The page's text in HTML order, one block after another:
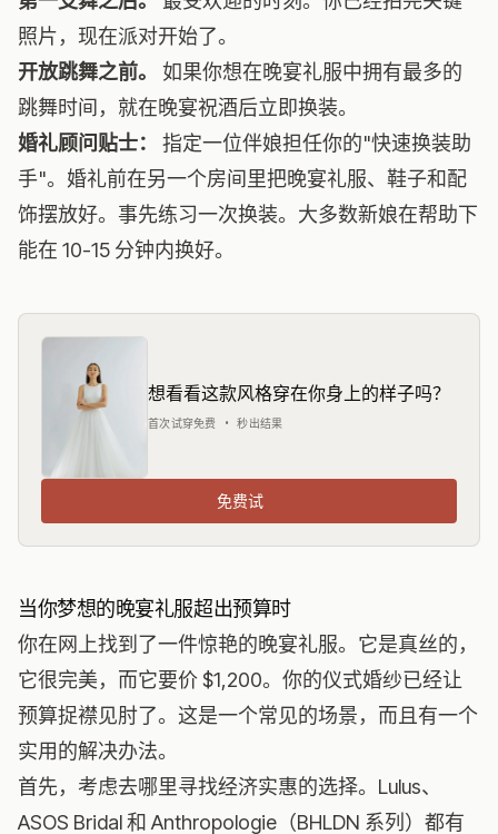
照片，现在派对开始了。
开放跳舞之前。
如果你想在晚宴礼服中拥有最多的
跳舞时间，就在晚宴祝酒后立即换装。
婚礼顾问贴士：
指定一位伴娘担任你的"快速换装助
手"。婚礼前在另一个房间里把晚宴礼服、鞋子和配
饰摆放好。事先练习一次换装。大多数新娘在帮助下
能在 10-15 分钟内换好。
想看看这款风格穿在你身上的样子吗？
首次试穿免费 • 秒出结果
免费试
当你梦想的晚宴礼服超出预算时
你在网上找到了一件惊艳的晚宴礼服。它是真丝的，
它很完美，而它要价 $1,200。你的仪式婚纱已经让
预算捉襟见肘了。这是一个常见的场景，而且有一个
实用的解决办法。
首先，考虑去哪里寻找经济实惠的选择。Lulus、
ASOS Bridal 和 Anthropologie（BHLDN 系列）都有